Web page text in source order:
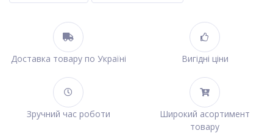
Доставка товару по Україні Вигідні ціни
Зручний час роботи
Широкий асортимент
товару